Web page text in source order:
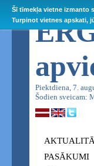
Šī tīmekļa vietne izmanto
Turpinot vietnes apskati,
Piektdiena, 7.
Šodien sveicam:
PASĀKUMI